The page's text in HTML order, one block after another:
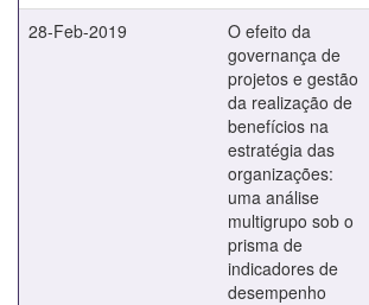
28-Feb-2019
O efeito da
governança de
projetos e gestão
da realização de
benefícios na
estratégia das
organizações:
uma análise
multigrupo sob o
prisma de
indicadores de
desempenho